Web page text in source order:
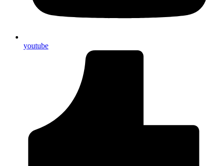
youtube